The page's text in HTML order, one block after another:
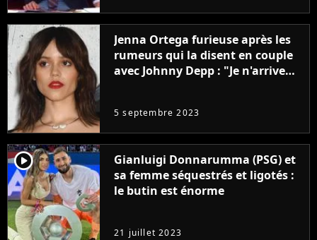
Jenna Ortega furieuse après les
rumeurs qui la disent en couple
avec Johnny Depp : "Je n'arrive
5 septembre 2023
player2
Gianluigi Donnarumma (PSG) et
sa femme séquestrés et ligotés :
le butin est énorme
21 juillet 2023